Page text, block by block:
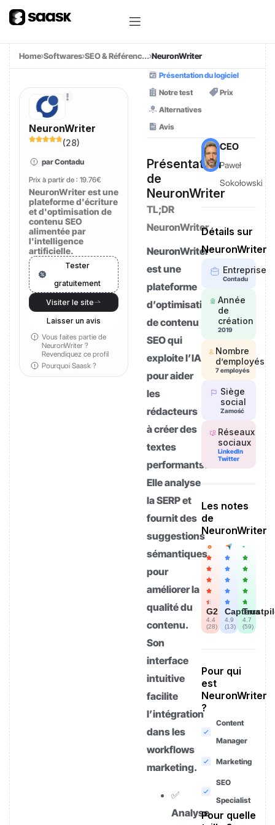
Home Softwares SEO & Référenc... NeuronWriter
NeuronWriter
(28)
par Contadu
Prix à partir de : 19.76€
NeuronWriter est une
plateforme d'écriture
et d'optimisation de
contenu SEO
alimentée par
l'intelligence
artificielle.
Tester
gratuitement
Visiter le site
Laisser un avis
Vous faites partie de
NeuronWriter ?
Revendiquez ce profil
Pourquoi Saask ?
Présentation du logiciel
Notre test
Prix
Alternatives
Avis
Présentation
de
NeuronWriter
TL;DR
NeuronWriter
NeuronWriter
est une
plateforme
d’optimisation
de contenu
SEO qui
exploite l’IA
pour aider
les
rédacteurs
à créer des
textes
performants.
Elle analyse
la SERP et
fournit des
suggestions
sémantiques
pour
améliorer la
qualité du
contenu.
Son
interface
intuitive
facilite
l’intégration
dans les
workflows
marketing.
✅
Analyse
CEO
Paweł
Sokołowski
Détails sur
NeuronWriter
Entreprise
Contadu
Année
de
création
2019
Nombre
d’employés
7 employés
Siège
social
Zamość
Réseaux
sociaux
LinkedIn
Twitter
Les notes
de
NeuronWriter
G2
4.4
(28)
Capterra
4.9
(13)
4.7
(59)
Pour qui
est
NeuronWriter
?
Content
Manager
Marketing
SEO
Specialist
Pour quelle